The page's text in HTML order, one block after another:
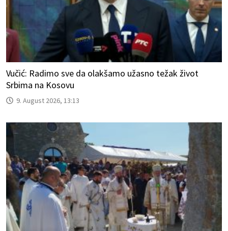
Vučić: Radimo sve da olakšamo užasno težak život
Srbima na Kosovu
9. August 2026, 13:13